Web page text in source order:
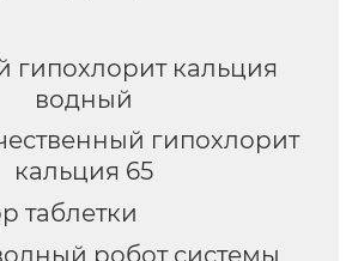
кальция
водный
гипохлорит
кальция 65
таблетки